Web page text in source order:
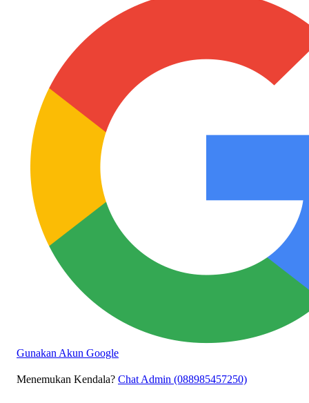
Gunakan Akun Google
Menemukan Kendala? Chat Admin (088985457250)